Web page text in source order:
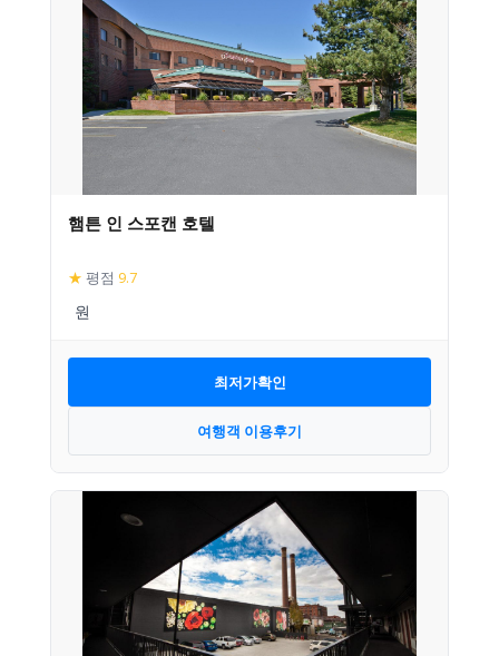
햄튼 인 스포캔 호텔
★ 평점 9.7
최저가확인
여행객 이용후기